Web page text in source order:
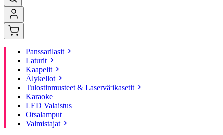
Panssarilasit
Laturit
Kaapelit
Älykellot
Tulostinmusteet & Laservärikasetit
Karaoke
LED Valaistus
Otsalamput
Valmistajat